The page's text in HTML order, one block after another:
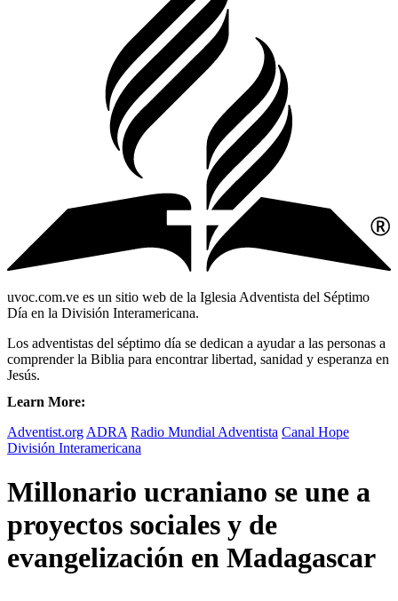
uvoc.com.ve es un sitio web de la Iglesia Adventista del Séptimo
Día en la División Interamericana.
Los adventistas del séptimo día se dedican a ayudar a las personas a
comprender la Biblia para encontrar libertad, sanidad y esperanza en
Jesús.
Learn More:
Adventist.org ADRA Radio Mundial Adventista Canal Hope
División Interamericana
Millonario ucraniano se une a
proyectos sociales y de
evangelización en Madagascar